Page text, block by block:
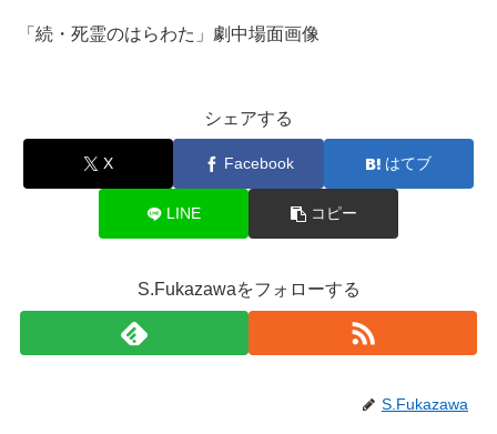
「続・死霊のはらわた」劇中場面画像
シェアする
X Facebook はてブ
LINE コピー
S.Fukazawaをフォローする
S.Fukazawa